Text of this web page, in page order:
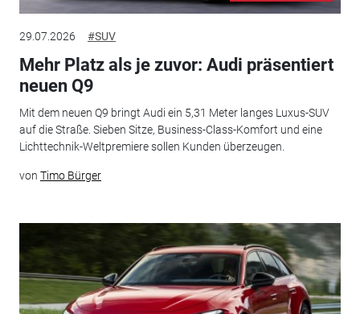
29.07.2026 #SUV
Mehr Platz als je zuvor: Audi präsentiert
neuen Q9
Mit dem neuen Q9 bringt Audi ein 5,31 Meter langes Luxus-SUV
auf die Straße. Sieben Sitze, Business-Class-Komfort und eine
Lichttechnik-Weltpremiere sollen Kunden überzeugen.
von Timo Bürger